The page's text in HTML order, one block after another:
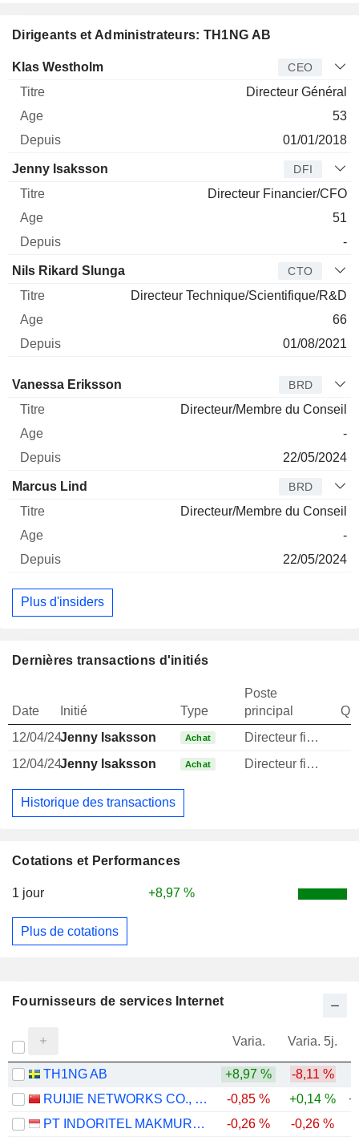
Cotations et Performances
1 jour +8,97 %
Plus de cotations
Dirigeants et Administrateurs: TH1NG AB
Dirigeant Titre
Klas Westholm CEO
Directeur Général
53
01/01/2018
Jenny Isaksson DFI
Directeur Financier/CFO
51
-
Nils Rikard Slunga CTO
Directeur Technique/Scientifique/R&D
66
01/08/2021
Administrateur Titre
Vanessa Eriksson BRD
Directeur/Membre du Conseil
-
22/05/2024
Marcus Lind BRD
Directeur/Membre du Conseil
-
22/05/2024
Plus d'insiders
Dernières transactions d'initiés
Date Initié Type
Poste
principal
12/04/24Jenny Isaksson Achat Directeur financier
12/04/24Jenny Isaksson Achat Directeur financier
Historique des transactions
Fournisseurs de services Internet
Varia. Varia. 5j.
TH1NG AB +8,97 %
-8,11 %
RUIJIE NETWORKS CO., LTD.
-0,85 % +0,14 %
PT INDORITEL MAKMUR INTERNASIONAL TBK.
-0,26 % -0,26 %